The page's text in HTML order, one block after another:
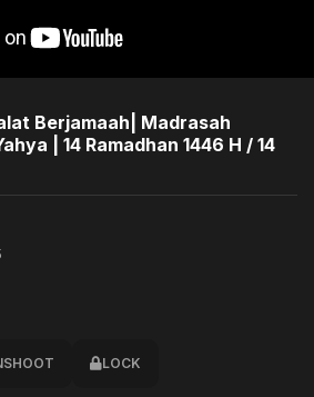
Berjamaah| Madrasah
| 14 Ramadhan 1446 H / 14
LOCK